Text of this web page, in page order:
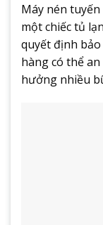
Máy nén
một chiếc tủ
quyết định bảo
hàng có thể
hưởng nhiều